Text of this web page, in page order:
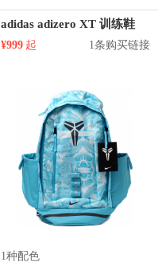
adidas adizero XT 训练鞋
¥999 起 1条购买链接
1种配色